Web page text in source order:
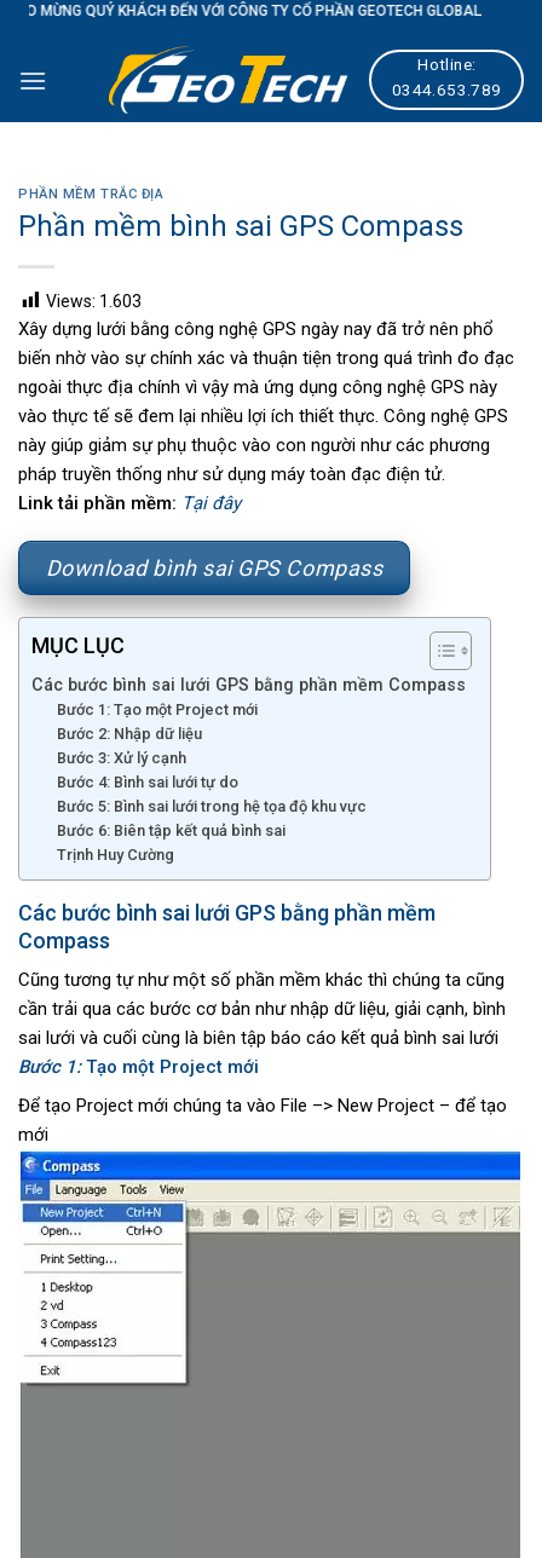
Skip
content
KHÁCH ĐẾN VỚI CÔNG TY CỔ PHẦN GEOTECH GLOBAL
Hotline:
0344.653.789
PHẦN MỀM TRẮC ĐỊA
Phần mềm bình sai GPS Compass
Views: 1.603
Xây dựng lưới bằng công nghệ GPS ngày nay đã trở nên phổ
biến nhờ vào sự chính xác và thuận tiện trong quá trình đo đạc
ngoài thực địa chính vì vậy mà ứng dụng công nghệ GPS này
vào thực tế sẽ đem lại nhiều lợi ích thiết thực. Công nghệ GPS
này giúp giảm sự phụ thuộc vào con người như các phương
pháp truyền thống như sử dụng máy toàn đạc điện tử.
Link tải phần mềm: Tại đây
Download bình sai GPS Compass
MỤC LỤC
Các bước bình sai lưới GPS bằng phần mềm Compass
Bước 1: Tạo một Project mới
Bước 2: Nhập dữ liệu
Bước 3: Xử lý cạnh
Bước 4: Bình sai lưới tự do
Bước 5: Bình sai lưới trong hệ tọa độ khu vực
Bước 6: Biên tập kết quả bình sai
Trịnh Huy Cường
Các bước bình sai lưới GPS bằng phần mềm
Compass
Cũng tương tự như một số phần mềm khác thì chúng ta cũng
cần trải qua các bước cơ bản như nhập dữ liệu, giải cạnh, bình
sai lưới và cuối cùng là biên tập báo cáo kết quả bình sai lưới
Bước 1:Tạo một Project mới
Để tạo Project mới chúng ta vào File –> New Project – để tạo
mới